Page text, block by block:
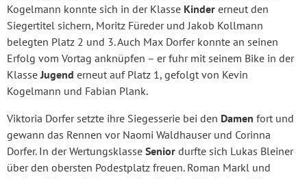
Kogelmann konnte sich in der Klasse Kinder erneut den
Siegertitel sichern, Moritz Füreder und Jakob Kollmann
belegten Platz 2 und 3. Auch Max Dorfer konnte an seinen
Erfolg vom Vortag anknüpfen – er fuhr mit seinem Bike in der
Klasse Jugend erneut auf Platz 1, gefolgt von Kevin
Kogelmann und Fabian Plank.
Viktoria Dorfer setzte ihre Siegesserie bei den Damen fort und
gewann das Rennen vor Naomi Waldhauser und Corinna
Dorfer. In der Wertungsklasse Senior durfte sich Lukas Bleiner
über den obersten Podestplatz freuen. Roman Markl und